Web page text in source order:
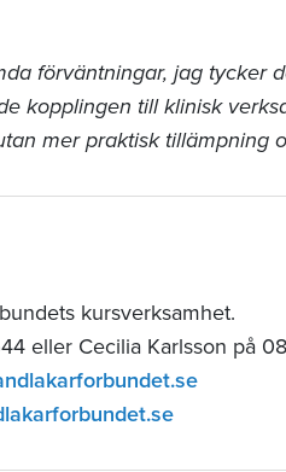
förväntningar, jag tycker
kopplingen till klinisk
mer praktisk tillämpning
kursverksamhet.
eller Cecilia Karlsson på